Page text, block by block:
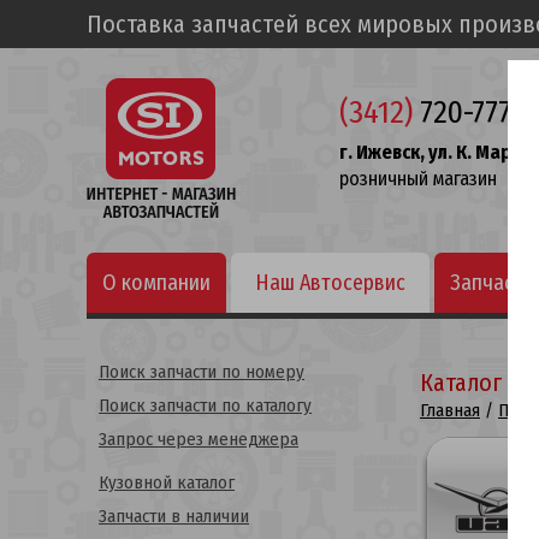
(3412) 720-777
г. Ижевск, ул. К. Маркса,
розничный магазин
Поставка запчастей всех мировых
О компании Наш Автосервис Запчасти
Каталог
Главная /
Поиск запчасти по номеру
Поиск запчасти по каталогу
Запрос через менеджера
Кузовной каталог
Запчасти в наличии